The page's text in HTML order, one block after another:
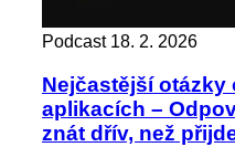
Podcast 18. 2. 2026
Nejčastější otázky
aplikacích –
znát dřív, než